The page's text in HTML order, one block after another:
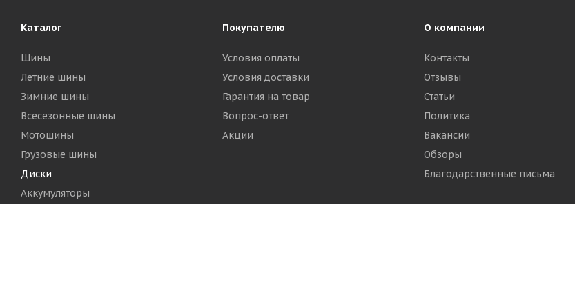
Каталог
Шины
Летние шины
Зимние шины
Всесезонные шины
Мотошины
Грузовые шины
Диски
Аккумуляторы
Покупателю
Условия оплаты
Условия доставки
Гарантия на товар
Вопрос-ответ
Акции
О компании
Контакты
Отзывы
Статьи
Политика
Вакансии
Обзоры
Благодарственные письма